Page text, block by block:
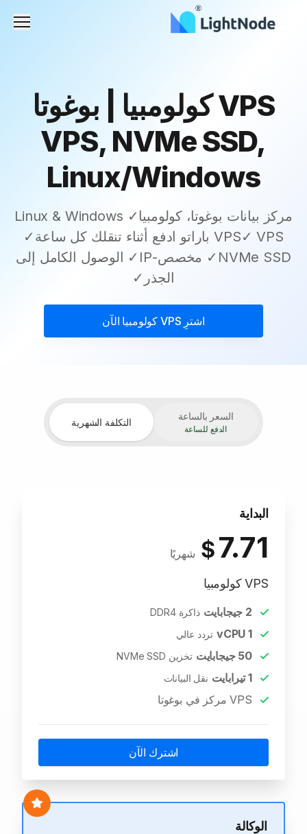
VPS كولومبيا | بوغوتا
VPS, NVMe SSD,
Linux/Windows
مركز بيانات بوغوتا، كولومبيا✓ Linux & Windows
VPS✓ VPS باراتو ادفع أثناء تنقلك كل ساعة✓
NVMe SSD✓ مخصص-IP✓ الوصول الكامل إلى
الجذر✓
اشترِ VPS كولومبيا الآن
السعر بالساعة
الدفع للساعة
التكلفة الشهرية
البداية
7.71
$ شهريًا
VPS كولومبيا
2 جيجابايت ذاكرة DDR4
1
vCPU تردد عالي
50 جيجابايت تخزين NVMe SSD
1تيرابايت نقل البيانات
VPS مركز في بوغوتا
اشترك الآن
الوكالة